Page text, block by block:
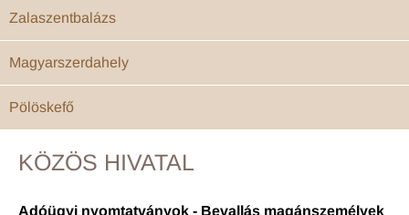
Zalaszentbalázs
Magyarszerdahely
Pölöskefő
KÖZÖS HIVATAL
Adóügyi nyomtatványok - Bevallás magánszemélyek